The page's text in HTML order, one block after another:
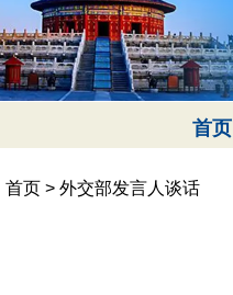
首页
首页 > 外交部发言人谈话